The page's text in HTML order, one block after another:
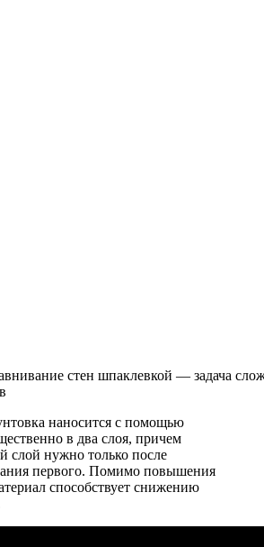
стен шпаклевкой — задача
наносится с помощью
в два слоя, причем
слой нужно только после
первого. Помимо повышения
способствует снижению